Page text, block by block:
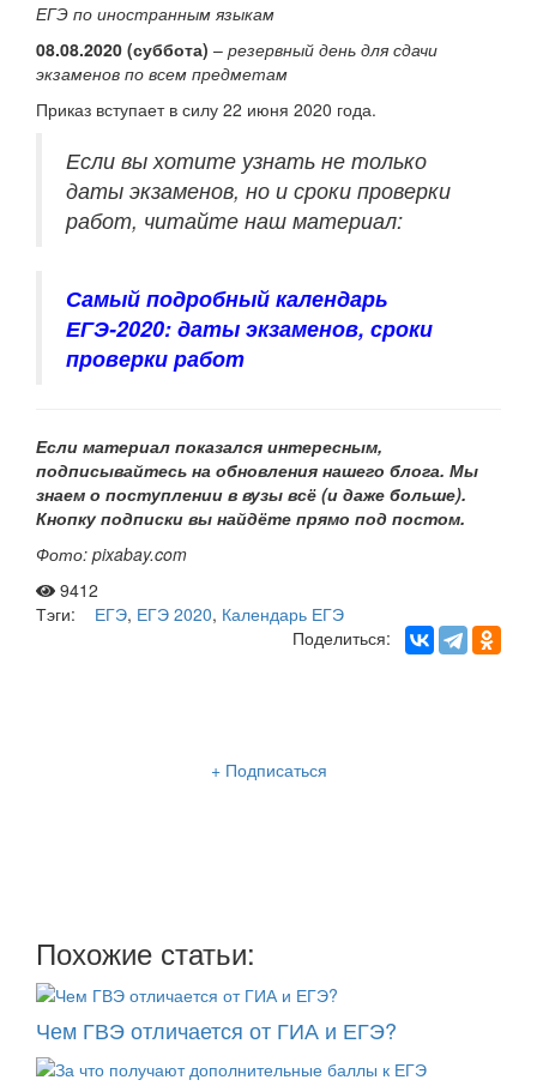
ЕГЭ по иностранным языкам
08.08.2020 (суббота) – резервный день для сдачи
экзаменов по всем предметам
Приказ вступает в силу 22 июня 2020 года.
Если вы хотите узнать не только
даты экзаменов, но и сроки проверки
работ, читайте наш материал:
Самый подробный календарь
ЕГЭ-2020: даты экзаменов, сроки
проверки работ
Если материал показался интересным,
подписывайтесь на обновления нашего блога. Мы
знаем о поступлении в вузы всё (и даже больше).
Кнопку подписки вы найдёте прямо под постом.
Фото: pixabay.com
9412
Тэги:
ЕГЭ, ЕГЭ 2020, Календарь ЕГЭ
Поделиться:
+ Подписаться
Похожие статьи:
Чем ГВЭ отличается от ГИА и ЕГЭ?